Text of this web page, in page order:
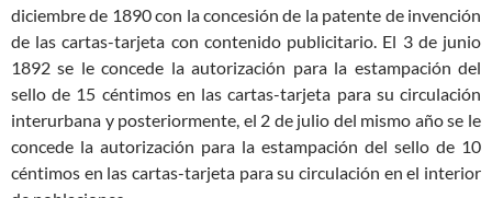
diciembre de 1890 con la concesión de la patente de invención
de las cartas-tarjeta con contenido publicitario. El 3 de junio
1892 se le concede la autorización para la estampación del
sello de 15 céntimos en las cartas-tarjeta para su circulación
interurbana y posteriormente, el 2 de julio del mismo año se le
concede la autorización para la estampación del sello de 10
céntimos en las cartas-tarjeta para su circulación en el interior